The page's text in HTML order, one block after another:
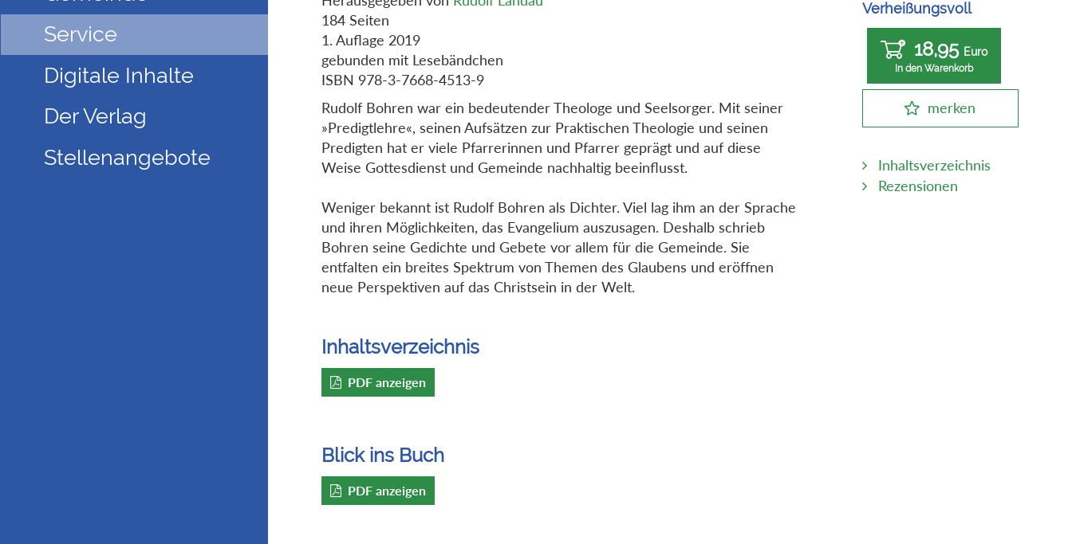
Service
Digitale Inhalte
Der Verlag
Stellenangebote
184 Seiten
1. Auflage 2019
gebunden mit Lesebändchen
ISBN 978-3-7668-4513-9
Rudolf Bohren war ein bedeutender Theologe und Seelsorger. Mit seiner
»Predigtlehre«, seinen Aufsätzen zur Praktischen Theologie und seinen
Predigten hat er viele Pfarrerinnen und Pfarrer geprägt und auf diese
Weise Gottesdienst und Gemeinde nachhaltig beeinflusst.
Weniger bekannt ist Rudolf Bohren als Dichter. Viel lag ihm an der Sprache
und ihren Möglichkeiten, das Evangelium auszusagen. Deshalb schrieb
Bohren seine Gedichte und Gebete vor allem für die Gemeinde. Sie
entfalten ein breites Spektrum von Themen des Glaubens und eröffnen
neue Perspektiven auf das Christsein in der Welt.
Inhaltsverzeichnis
PDF anzeigen
Blick ins Buch
PDF anzeigen
Verheißungsvoll
18,95 Euro
In den Warenkorb
merken
Inhaltsverzeichnis
Rezensionen